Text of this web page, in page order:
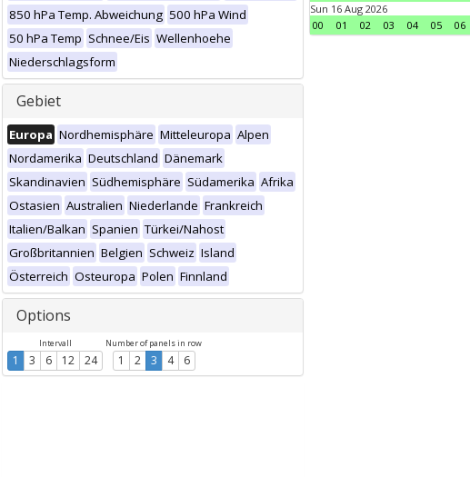
850 hPa Temp. Abweichung 500 hPa Wind
50 hPa Temp Schnee/Eis Wellenhoehe
Niederschlagsform
Gebiet
Europa Nordhemisphäre Mitteleuropa Alpen
Nordamerika Deutschland Dänemark
Skandinavien Südhemisphäre Südamerika Afrika
Ostasien Australien Niederlande Frankreich
Italien/Balkan Spanien Türkei/Nahost
Großbritannien Belgien Schweiz Island
Österreich Osteuropa Polen Finnland
Options
Intervall
1 3 6 12 24
Number of panels in row
1 2 3 4 6
Sun 16 Aug 2026
00
01 02 03 04 05 06